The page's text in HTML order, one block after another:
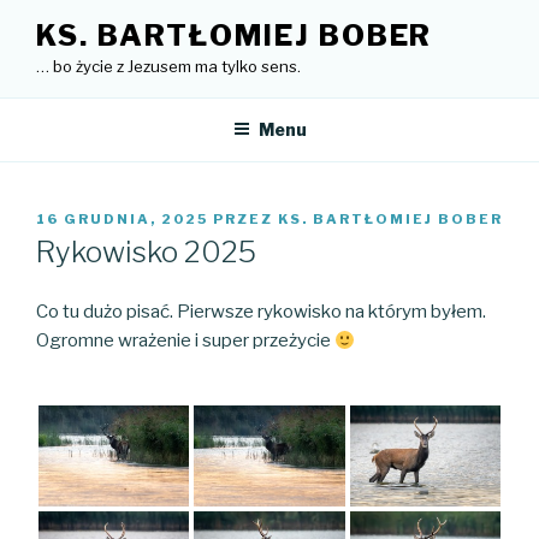
treści
KS. BARTŁOMIEJ BOBER
… bo życie z Jezusem ma tylko sens.
Menu
OPUBLIKOWANE
W
16 GRUDNIA, 2025 PRZEZ KS. BARTŁOMIEJ BOBER
Rykowisko 2025
Co tu dużo pisać. Pierwsze rykowisko na którym byłem.
Ogromne wrażenie i super przeżycie